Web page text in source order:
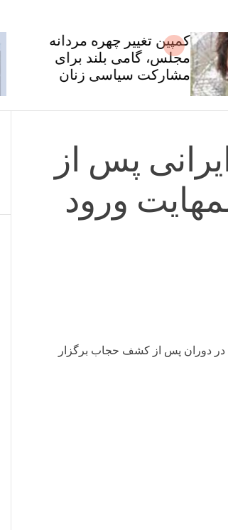
کمپین تغییر چهره مردانه
مجلس، گامی بلند برای
مشارکت سیاسی زنان
پس از
ورود
در دوران پس از کشف حجاب برگزار